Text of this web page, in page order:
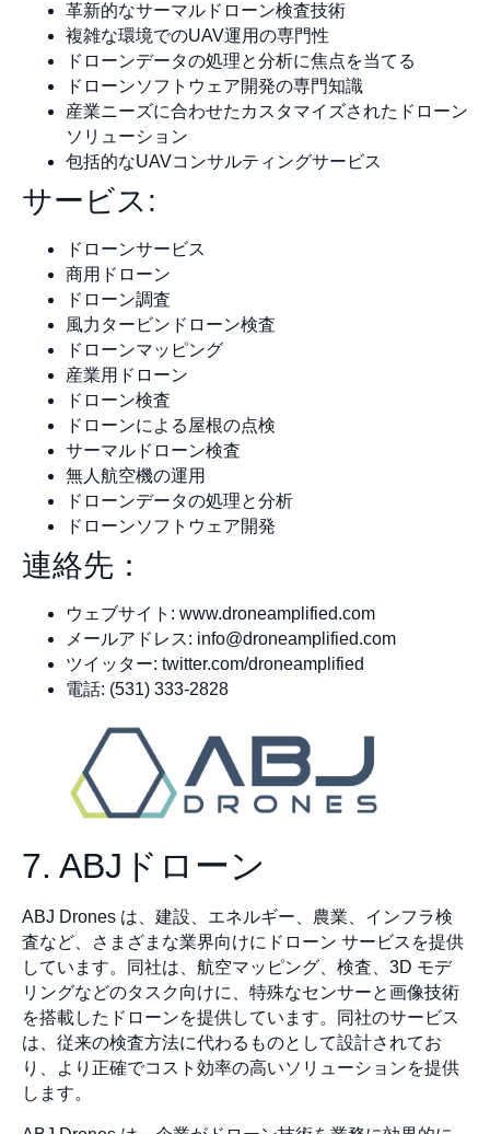
革新的なサーマルドローン検査技術
複雑な環境でのUAV運用の専門性
ドローンデータの処理と分析に焦点を当てる
ドローンソフトウェア開発の専門知識
産業ニーズに合わせたカスタマイズされたドローン
ソリューション
包括的なUAVコンサルティングサービス
サービス:
ドローンサービス
商用ドローン
ドローン調査
風力タービンドローン検査
ドローンマッピング
産業用ドローン
ドローン検査
ドローンによる屋根の点検
サーマルドローン検査
無人航空機の運用
ドローンデータの処理と分析
ドローンソフトウェア開発
連絡先：
ウェブサイト: www.droneamplified.com
メールアドレス: info@droneamplified.com
ツイッター: twitter.com/droneamplified
電話: (531) 333-2828
7. ABJドローン
ABJ Drones は、建設、エネルギー、農業、インフラ検
査など、さまざまな業界向けにドローン サービスを提供
しています。同社は、航空マッピング、検査、3D モデ
リングなどのタスク向けに、特殊なセンサーと画像技術
を搭載したドローンを提供しています。同社のサービス
は、従来の検査方法に代わるものとして設計されてお
り、より正確でコスト効率の高いソリューションを提供
します。